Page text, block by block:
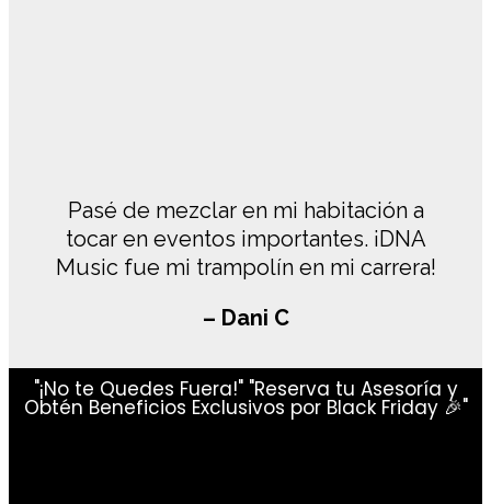
Pasé de mezclar en mi habitación a
tocar en eventos importantes. ¡DNA
Music fue mi trampolín en mi carrera!
– Dani C
"¡No te Quedes Fuera!" "Reserva tu Asesoría y
Obtén Beneficios Exclusivos por Black Friday 🎉"